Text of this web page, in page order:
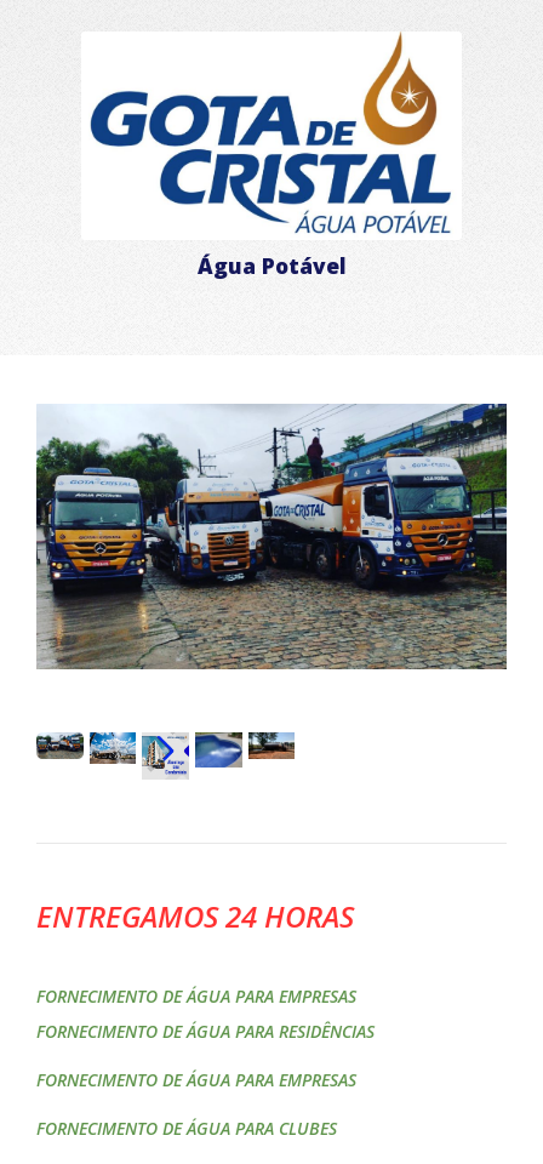
Água Potável
ENTREGAMOS 24 HORAS
FORNECIMENTO DE ÁGUA PARA EMPRESAS
FORNECIMENTO DE ÁGUA PARA RESIDÊNCIAS
FORNECIMENTO DE ÁGUA PARA EMPRESAS
FORNECIMENTO DE ÁGUA PARA CLUBES